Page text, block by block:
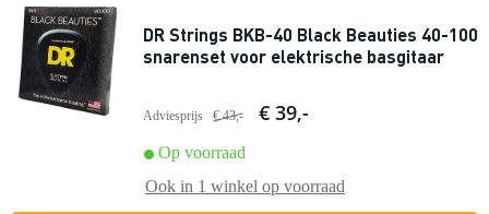
DR Strings BKB-40 Black Beauties 40-100
snarenset voor elektrische basgitaar
Adviesprijs € 43,- € 39,-
Op voorraad
Ook in 1 winkel op voorraad